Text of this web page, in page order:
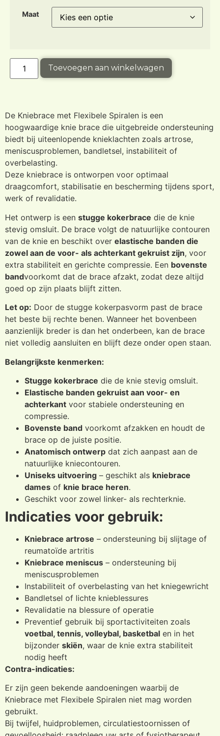
Maat
Toevoegen aan winkelwagen
De Kniebrace met Flexibele Spiralen is een
hoogwaardige knie brace die uitgebreide ondersteuning
biedt bij uiteenlopende knieklachten zoals artrose,
meniscusproblemen, bandletsel, instabiliteit of
overbelasting.
Deze kniebrace is ontworpen voor optimaal
draagcomfort, stabilisatie en bescherming tijdens sport,
werk of revalidatie.
Het ontwerp is een stugge kokerbrace die de knie
stevig omsluit. De brace volgt de natuurlijke contouren
van de knie en beschikt over elastische banden die
zowel aan de voor- als achterkant gekruist zijn, voor
extra stabiliteit en gerichte compressie. Een bovenste
bandvoorkomt dat de brace afzakt, zodat deze altijd
goed op zijn plaats blijft zitten.
Let op: Door de stugge kokerpasvorm past de brace
het beste bij rechte benen. Wanneer het bovenbeen
aanzienlijk breder is dan het onderbeen, kan de brace
niet volledig aansluiten en blijft deze onder open staan.
Belangrijkste kenmerken:
Stugge kokerbrace die de knie stevig omsluit.
Elastische banden gekruist aan voor- en
achterkant voor stabiele ondersteuning en
compressie.
Bovenste band voorkomt afzakken en houdt de
brace op de juiste positie.
Anatomisch ontwerp dat zich aanpast aan de
natuurlijke kniecontouren.
Uniseks uitvoering – geschikt als kniebrace
dames of knie brace heren.
Geschikt voor zowel linker- als rechterknie.
Indicaties voor gebruik:
Kniebrace artrose – ondersteuning bij slijtage of
reumatoïde artritis
Kniebrace meniscus – ondersteuning bij
meniscusproblemen
Instabiliteit of overbelasting van het kniegewricht
Bandletsel of lichte knieblessures
Revalidatie na blessure of operatie
Preventief gebruik bij sportactiviteiten zoals
voetbal, tennis, volleybal, basketbal en in het
bijzonder skiën, waar de knie extra stabiliteit
nodig heeft
Contra-indicaties:
Er zijn geen bekende aandoeningen waarbij de
Kniebrace met Flexibele Spiralen niet mag worden
gebruikt.
Bij twijfel, huidproblemen, circulatiestoornissen of